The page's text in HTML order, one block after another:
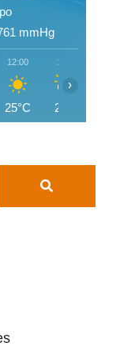
mmHg
12:00
25°C
13:00
26°C
›